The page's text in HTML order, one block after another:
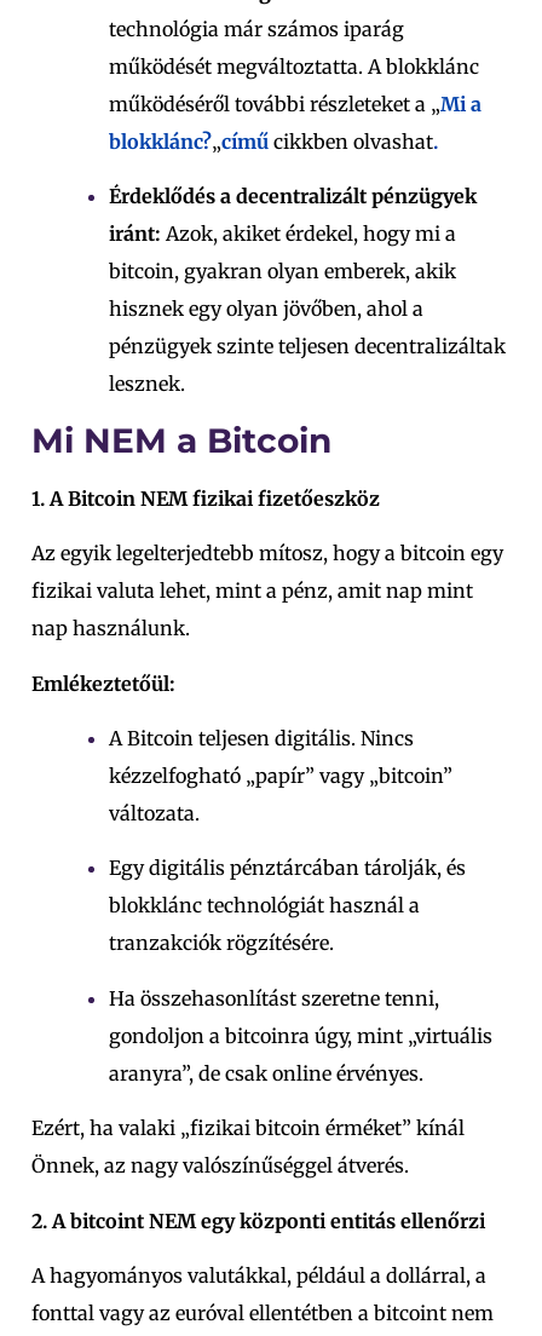
technológia már számos iparág
működését megváltoztatta. A blokklánc
működéséről további részleteket a „Mi a
blokklánc?„című cikkben olvashat.
Érdeklődés a decentralizált pénzügyek
iránt: Azok, akiket érdekel, hogy mi a
bitcoin, gyakran olyan emberek, akik
hisznek egy olyan jövőben, ahol a
pénzügyek szinte teljesen decentralizáltak
lesznek.
Mi NEM a Bitcoin
1. A Bitcoin NEM fizikai fizetőeszköz
Az egyik legelterjedtebb mítosz, hogy a bitcoin egy
fizikai valuta lehet, mint a pénz, amit nap mint
nap használunk.
Emlékeztetőül:
A Bitcoin teljesen digitális. Nincs
kézzelfogható „papír” vagy „bitcoin”
változata.
Egy digitális pénztárcában tárolják, és
blokklánc technológiát használ a
tranzakciók rögzítésére.
Ha összehasonlítást szeretne tenni,
gondoljon a bitcoinra úgy, mint „virtuális
aranyra”, de csak online érvényes.
Ezért, ha valaki „fizikai bitcoin érméket” kínál
Önnek, az nagy valószínűséggel átverés.
2. A bitcoint NEM egy központi entitás ellenőrzi
A hagyományos valutákkal, például a dollárral, a
fonttal vagy az euróval ellentétben a bitcoint nem